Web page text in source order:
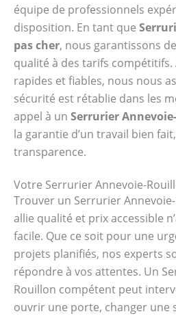
équipe de professionnels
disposition. En tant que
pas cher, nous garantissons
qualité à des tarifs
rapides et fiables, nous nous
sécurité est rétablie dans les
appel à un Serrurier
la garantie d’un travail bien
transparence.
Votre Serrurier Annevoie-
Trouver un Serrurier
allie qualité et prix accessible
facile. Que ce soit pour une
projets planifiés, nos experts
répondre à vos attentes. Un
Rouillon compétent peut
ouvrir une porte, changer